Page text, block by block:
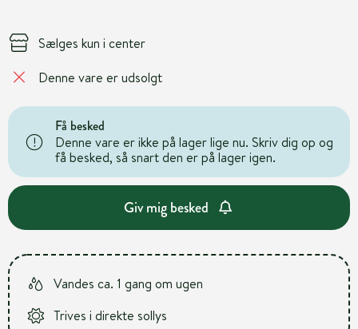
Sælges kun i center
Denne vare er udsolgt
Få besked
Denne vare er ikke på lager lige nu. Skriv dig op og
få besked, så snart den er på lager igen.
Giv mig besked
Vandes ca. 1 gang om ugen
Trives i direkte sollys